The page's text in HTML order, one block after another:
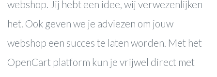
webshop. Jij hebt een idee, wij verwezenlijken
het. Ook geven we je adviezen om jouw
webshop een succes te laten worden. Met het
OpenCart platform kun je vrijwel direct met